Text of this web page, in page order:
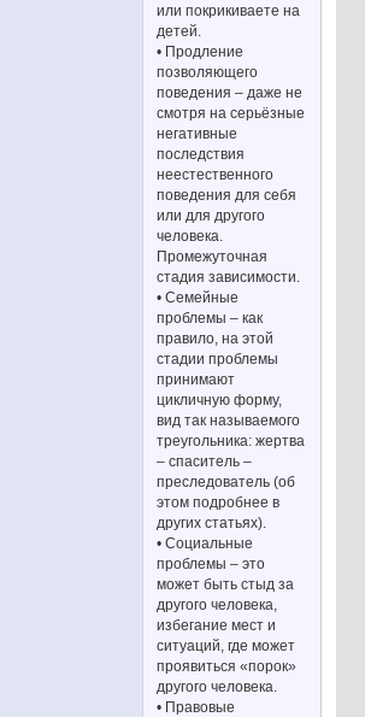
или покрикиваете на
детей.
• Продление
позволяющего
поведения – даже не
смотря на серьёзные
негативные
последствия
неестественного
поведения для себя
или для другого
человека.
Промежуточная
стадия зависимости.
• Семейные
проблемы – как
правило, на этой
стадии проблемы
принимают
цикличную форму,
вид так называемого
треугольника: жертва
– спаситель –
преследователь (об
этом подробнее в
других статьях).
• Социальные
проблемы – это
может быть стыд за
другого человека,
избегание мест и
ситуаций, где может
проявиться «порок»
другого человека.
• Правовые